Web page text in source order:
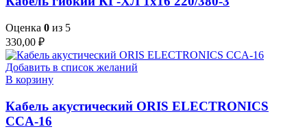
Оценка 0 из 5
330,00 ₽
Добавить в список желаний
В корзину
Кабель акустический ORIS ELECTRONICS
CCA-16